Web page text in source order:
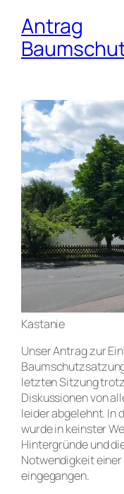
Antrag
Kastanie
Unser Antrag zur
letzten Sitzung
Diskussionen von
leider abgelehnt. In
wurde in keinster
Hintergründe und
Notwendigkeit
eingegangen.